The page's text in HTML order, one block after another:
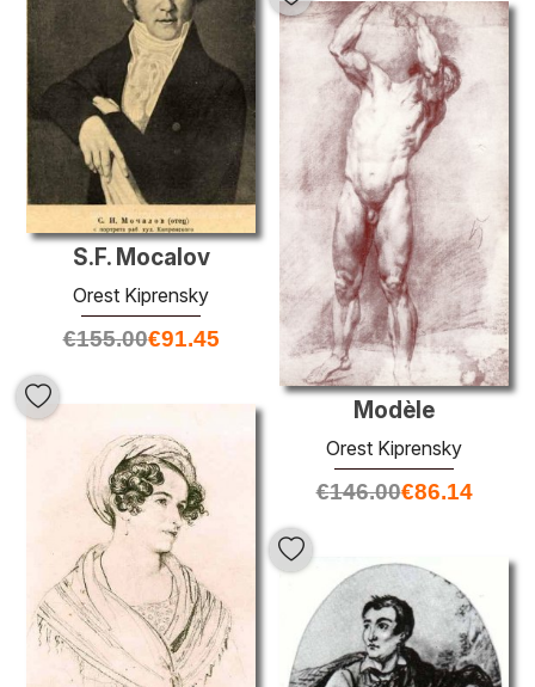
S.F. Mocalov
Orest Kiprensky
€155.00€91.45
Modèle
Orest Kiprensky
€146.00€86.14